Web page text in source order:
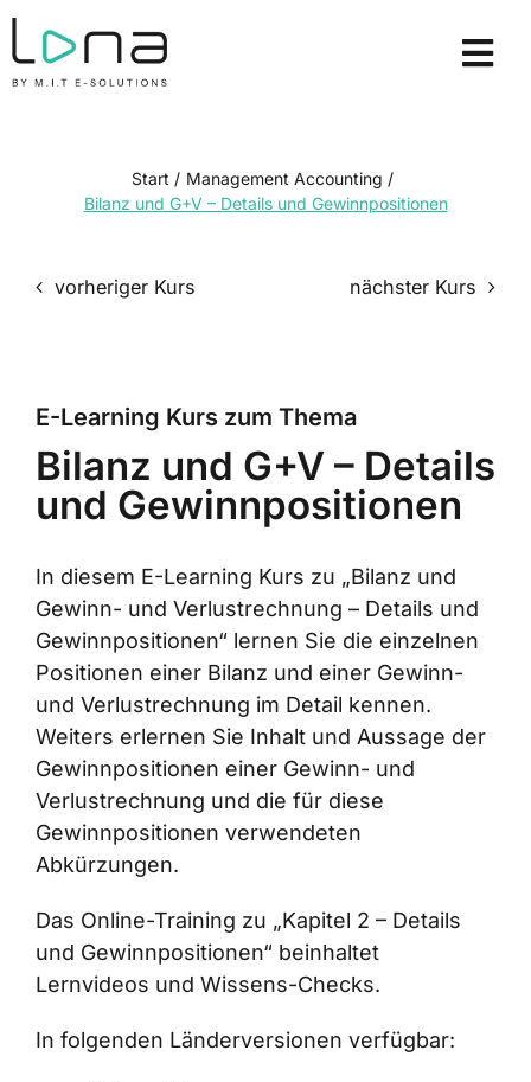
Zum
springen
Lizenzmodelle
Demo anfordern
Login
Start / Management Accounting /
Bilanz und G+V – Details und Gewinnpositionen
vorheriger Kurs nächster Kurs
E-Learning Kurs zum Thema
Bilanz und G+V – Details
und Gewinnpositionen
In diesem E-Learning Kurs zu „Bilanz und
Gewinn- und Verlustrechnung – Details und
Gewinnpositionen“ lernen Sie die einzelnen
Positionen einer Bilanz und einer Gewinn-
und Verlustrechnung im Detail kennen.
Weiters erlernen Sie Inhalt und Aussage der
Gewinnpositionen einer Gewinn- und
Verlustrechnung und die für diese
Gewinnpositionen verwendeten
Abkürzungen.
Das Online-Training zu „Kapitel 2 – Details
und Gewinnpositionen“ beinhaltet
Lernvideos und Wissens-Checks.
In folgenden Länderversionen verfügbar: